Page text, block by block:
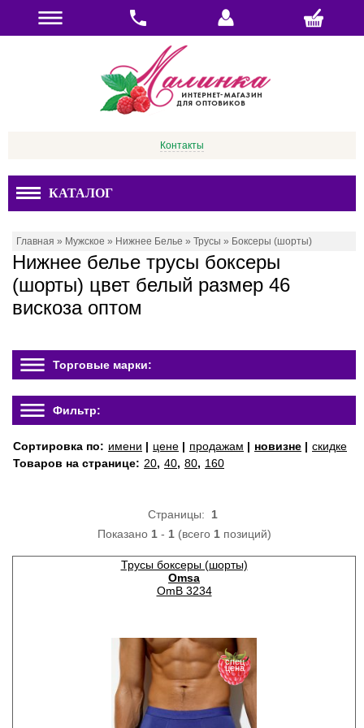
Контакты
КАТАЛОГ
Главная » Мужское » Нижнее Белье » Трусы » Боксеры (шорты)
Нижнее белье трусы боксеры
(шорты) цвет белый размер 46
вискоза оптом
Торговые марки:
Фильтр:
Сортировка по: имени | цене | продажам | новизне | скидке
Товаров на странице: 20, 40, 80, 160
Страницы: 1
Показано 1- 1(всего 1позиций)
Трусы боксеры (шорты)
Omsa
OmB 3234
спец
цена